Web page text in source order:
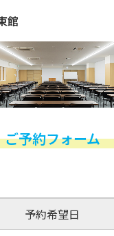
館
ご予約フォーム
予約希望日